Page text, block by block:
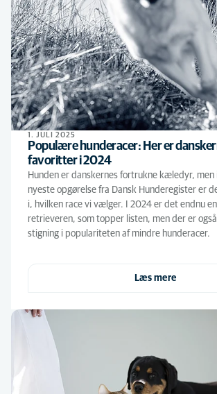
1. JULI 2025
Populære hunderacer: Her er
favoritter i 2024
Hunden er danskernes fortrukne kæledyr, men
nyeste opgørelse fra Dansk Hunderegister er
i, hvilken race vi vælger. I 2024 er det endnu
retrieveren, som topper listen, men der er
stigning i populariteten af mindre hunderacer.
Læs mere